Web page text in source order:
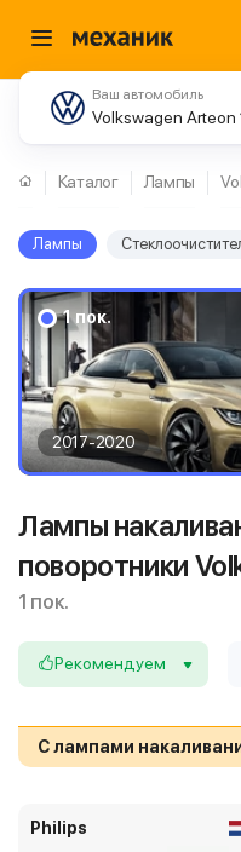
Ваш автомобиль
Volkswagen Arteon
Каталог Лампы
Лампы
1 пок.
2017-2020
Лампы
поворотники
1 пок.
Рекомендуем
С лампами
Philips